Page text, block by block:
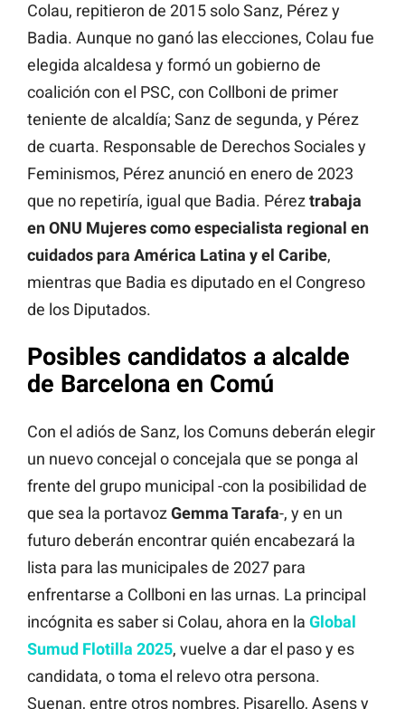
Colau, repitieron de 2015 solo Sanz, Pérez y
Badia. Aunque no ganó las elecciones, Colau fue
elegida alcaldesa y formó un gobierno de
coalición con el PSC, con Collboni de primer
teniente de alcaldía; Sanz de segunda, y Pérez
de cuarta. Responsable de Derechos Sociales y
Feminismos, Pérez anunció en enero de 2023
que no repetiría, igual que Badia. Péreztrabaja
en ONU Mujeres como especialista regional en
cuidados para América Latina y el Caribe,
mientras que Badia es diputado en el Congreso
de los Diputados.
Posibles candidatos a alcalde
de Barcelona en Comú
Con el adiós de Sanz, los Comuns deberán elegir
un nuevo concejal o concejala que se ponga al
frente del grupo municipal -con la posibilidad de
que sea la portavozGemma Tarafa-, y en un
futuro deberán encontrar quién encabezará la
lista para las municipales de 2027 para
enfrentarse a Collboni en las urnas. La principal
incógnita es saber si Colau, ahora en la Global
Sumud Flotilla 2025, vuelve a dar el paso y es
candidata, o toma el relevo otra persona.
Suenan, entre otros nombres, Pisarello, Asens y